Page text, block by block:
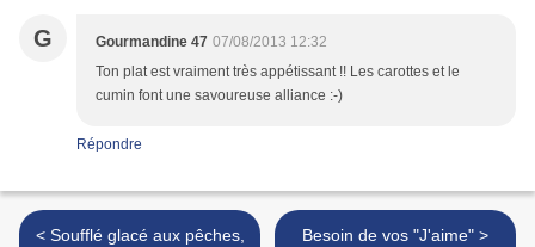
G Gourmandine 47 07/08/2013 12:32
Ton plat est vraiment très appétissant !! Les carottes et le
cumin font une savoureuse alliance :-)
Répondre
< Soufflé glacé aux pêches,
Besoin de vos "J'aime" >